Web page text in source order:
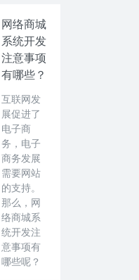
网络商城
系统开发
注意事项
有哪些？
互联网发
展促进了
电子商
务，电子
商务发展
需要网站
的支持。
那么，网
络商城系
统开发注
意事项有
哪些呢？